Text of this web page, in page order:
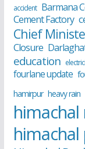
accident Barmana
Cement Factory
Chief
Closure
education
fourlane update
hamirpur heavy rain
himachal
himachal